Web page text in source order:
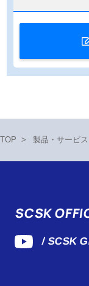
TOP > 製品・サービス
SCSK
/ SCSK